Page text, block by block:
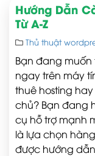
Hướng Dẫn
Từ A-Z
Thủ thuật
Bạn đang
ngay trên máy
thuê hosting
chủ? Bạn đang
cụ hỗ trợ mạnh
là lựa chọn
được hướng